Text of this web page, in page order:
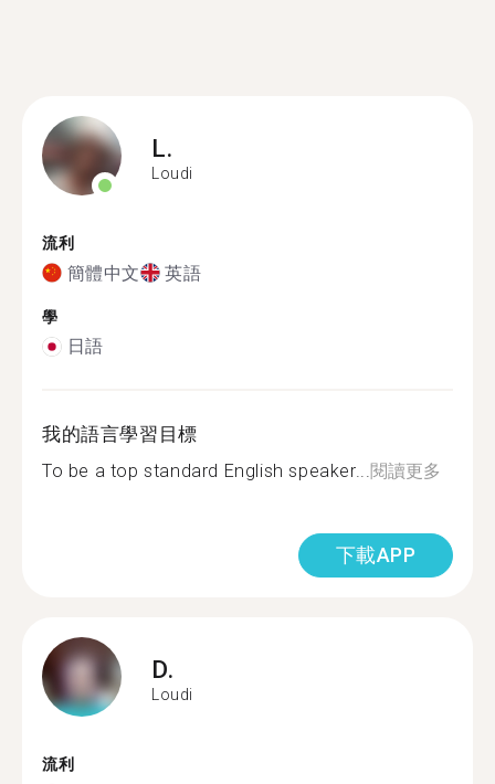
L.
Loudi
流利
簡體中文 英語
學
日語
我的語言學習目標
To be a top standard English speaker...閱讀更多
下載APP
D.
Loudi
流利